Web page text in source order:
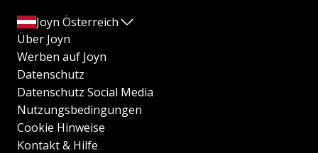
Joyn Österreich
Über Joyn
Werben auf Joyn
Datenschutz
Datenschutz Social Media
Nutzungsbedingungen
Cookie Hinweise
Kontakt & Hilfe